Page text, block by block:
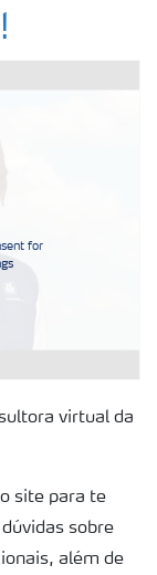
for
virtual da
site para te
sobre
além de